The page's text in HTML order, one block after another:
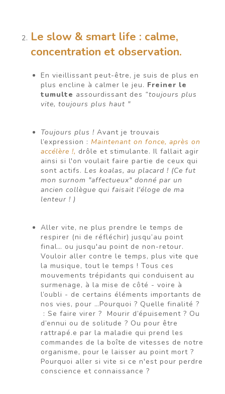
Le slow & smart life : calme,
concentration et observation.
En vieillissant peut-être, je suis de plus en
plus encline à calmer le jeu. Freiner le
tumulte assourdissant des “toujours plus
vite, toujours plus haut "
Toujours plus ! Avant je trouvais
l’expression : Maintenant on fonce, après on
accélère !, drôle et stimulante. Il fallait agir
ainsi si l'on voulait faire partie de ceux qui
sont actifs. Les koalas, au placard ! (Ce fut
mon surnom "affectueux" donné par un
ancien collègue qui faisait l'éloge de ma
lenteur ! )
Aller vite, ne plus prendre le temps de
respirer (ni de réfléchir) jusqu’au point
final… ou jusqu'au point de non-retour.
Vouloir aller contre le temps, plus vite que
la musique, tout le temps ! Tous ces
mouvements trépidants qui conduisent au
surmenage, à la mise de côté - voire à
l’oubli - de certains éléments importants de
nos vies, pour …Pourquoi ? Quelle finalité ?
: Se faire virer ? Mourir d’épuisement ? Ou
d’ennui ou de solitude ? Ou pour être
rattrapé.e par la maladie qui prend les
commandes de la boîte de vitesses de notre
organisme, pour le laisser au point mort ?
Pourquoi aller si vite si ce n'est pour perdre
conscience et connaissance ?